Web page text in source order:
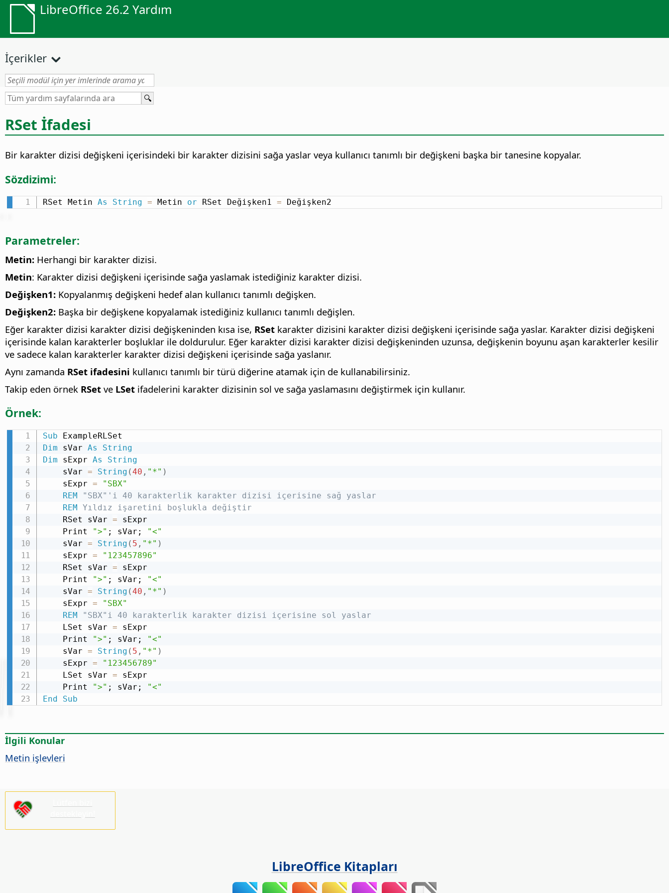
LibreOffice 26.2 Yardım
İçerikler
RSet İfadesi
Bir karakter dizisi değişkeni içerisindeki bir karakter dizisini sağa yaslar veya kullanıcı tanımlı bir değişkeni başka bir tanesine kopyalar.
Sözdizimi:
RSet Metin As String = Metin or RSet Değişken1 = Değişken2
Parametreler:
Metin: Herhangi bir karakter dizisi.
Metin: Karakter dizisi değişkeni içerisinde sağa yaslamak istediğiniz karakter dizisi.
Değişken1: Kopyalanmış değişkeni hedef alan kullanıcı tanımlı değişken.
Değişken2: Başka bir değişkene kopyalamak istediğiniz kullanıcı tanımlı değişlen.
Eğer karakter dizisi karakter dizisi değişkeninden kısa ise, RSet karakter dizisini karakter dizisi değişkeni içerisinde sağa yaslar. Karakter dizisi değişkeni
içerisinde kalan karakterler boşluklar ile doldurulur. Eğer karakter dizisi karakter dizisi değişkeninden uzunsa, değişkenin boyunu aşan karakterler kesilir
ve sadece kalan karakterler karakter dizisi değişkeni içerisinde sağa yaslanır.
Aynı zamanda RSet ifadesini kullanıcı tanımlı bir türü diğerine atamak için de kullanabilirsiniz.
Takip eden örnek RSet ve LSet ifadelerini karakter dizisinin sol ve sağa yaslamasını değiştirmek için kullanır.
Örnek:
Sub
Dim sVar As
String
Dim sExpr As
String
    sVar
= String (40 , "*" )
    sExpr
=
"SBX"
REM "SBX"'i 40 karakterlik karakter dizisi içerisine sağ yaslar
REM Yıldız işaretini boşlukla değiştir
    RSet sVar
= sExpr
    Print
">" ; sVar;
"<"
    sVar
= String ( 5 , "*" )
    sExpr
=
"123457896"
    RSet sVar
= sExpr
    Print
">" ; sVar;
"<"
    sVar
= String (40 , "*" )
    sExpr
=
"SBX"
REM "SBX"i 40 karakterlik karakter dizisi içerisine sol yaslar
    LSet sVar
= sExpr
    Print
">" ; sVar;
"<"
    sVar
= String ( 5 , "*" )
    sExpr
=
"123456789"
    LSet sVar
= sExpr
    Print
">" ; sVar;
"<"
End
Sub
İlgili Konular
Metin işlevleri
LibreOffice Kitapları